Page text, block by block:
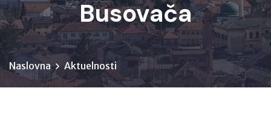
Busovača
Naslovna Aktuelnosti